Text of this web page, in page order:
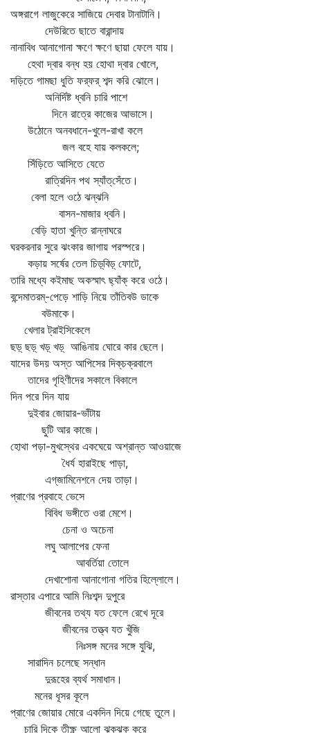
অঙ্গরাগে লাজুকেরে সাজিয়ে দেবার টানাটানি।
দেউরিতে ছাতে বারান্দায়
নানাবিধ আনাগোনা ক্ষণে ক্ষণে ছায়া ফেলে যায়।
হেথা দ্বার বন্ধ হয় হোথা দ্বার খোলে,
দড়িতে গামছা ধুতি ফর্‌ফর্‌ শব্দ করি ঝোলে।
অনির্দিষ্ট ধ্বনি চারি পাশে
দিনে রাত্রে কাজের আভাসে।
উঠোনে অনবধানে-খুলে-রাখা কলে
জল বহে যায় কলকলে;
সিঁড়িতে আসিতে যেতে
রাত্রিদিন পথ স্যাঁত্‌সেঁতে।
বেলা হলে ওঠে ঝন্‌ঝনি
বাসন-মাজার ধ্বনি।
বেড়ি হাতা খুন্তি রান্নাঘরে
ঘরকরনার সুরে ঝংকার জাগায় পরস্পরে।
কড়ায় সর্ষের তেল চিড়্‌বিড়্‌ ফোটে,
তারি মধ্যে কইমাছ অকস্মাৎ ছ্যাঁক্‌ করে ওঠে।
বন্দেমাতরম্‌-পেড়ে শাড়ি নিয়ে তাঁতিবউ ডাকে
বউমাকে।
খেলার ট্রাইসিকেলে
ছড়্‌ ছড়্‌ খড়্‌ খড়্‌ আঙিনায় ঘোরে কার ছেলে।
যাদের উদয় অস্ত আপিসের দিক্‌চক্রবালে
তাদের গৃহিণীদের সকালে বিকালে
দিন পরে দিন যায়
দুইবার জোয়ার-ভাঁটায়
ছুটি আর কাজে।
হোথা পড়া-মুখস্থের একঘেয়ে অশ্রান্ত আওয়াজে
ধৈর্য হারাইছে পাড়া,
এগ্‌জামিনেশনে দেয় তাড়া।
প্রাণের প্রবাহে ভেসে
বিবিধ ভঙ্গীতে ওরা মেশে।
চেনা ও অচেনা
লঘু আলাপের ফেনা
আবর্তিয়া তোলে
দেখাশোনা আনাগোনা গতির হিল্লোলে।
রাস্তার এপারে আমি নিঃশব্দ দুপুরে
জীবনের তথ্য যত ফেলে রেখে দূরে
জীবনের তত্ত্ব যত খুঁজি
নিঃসঙ্গ মনের সঙ্গে যুঝি,
সারাদিন চলেছে সন্ধান
দুরূহের ব্যর্থ সমাধান।
মনের ধূসর কূলে
প্রাণের জোয়ার মোরে একদিন দিয়ে গেছে তুলে।
চারি দিকে তীক্ষ্ণ আলো ঝক্‌ঝক্‌ করে